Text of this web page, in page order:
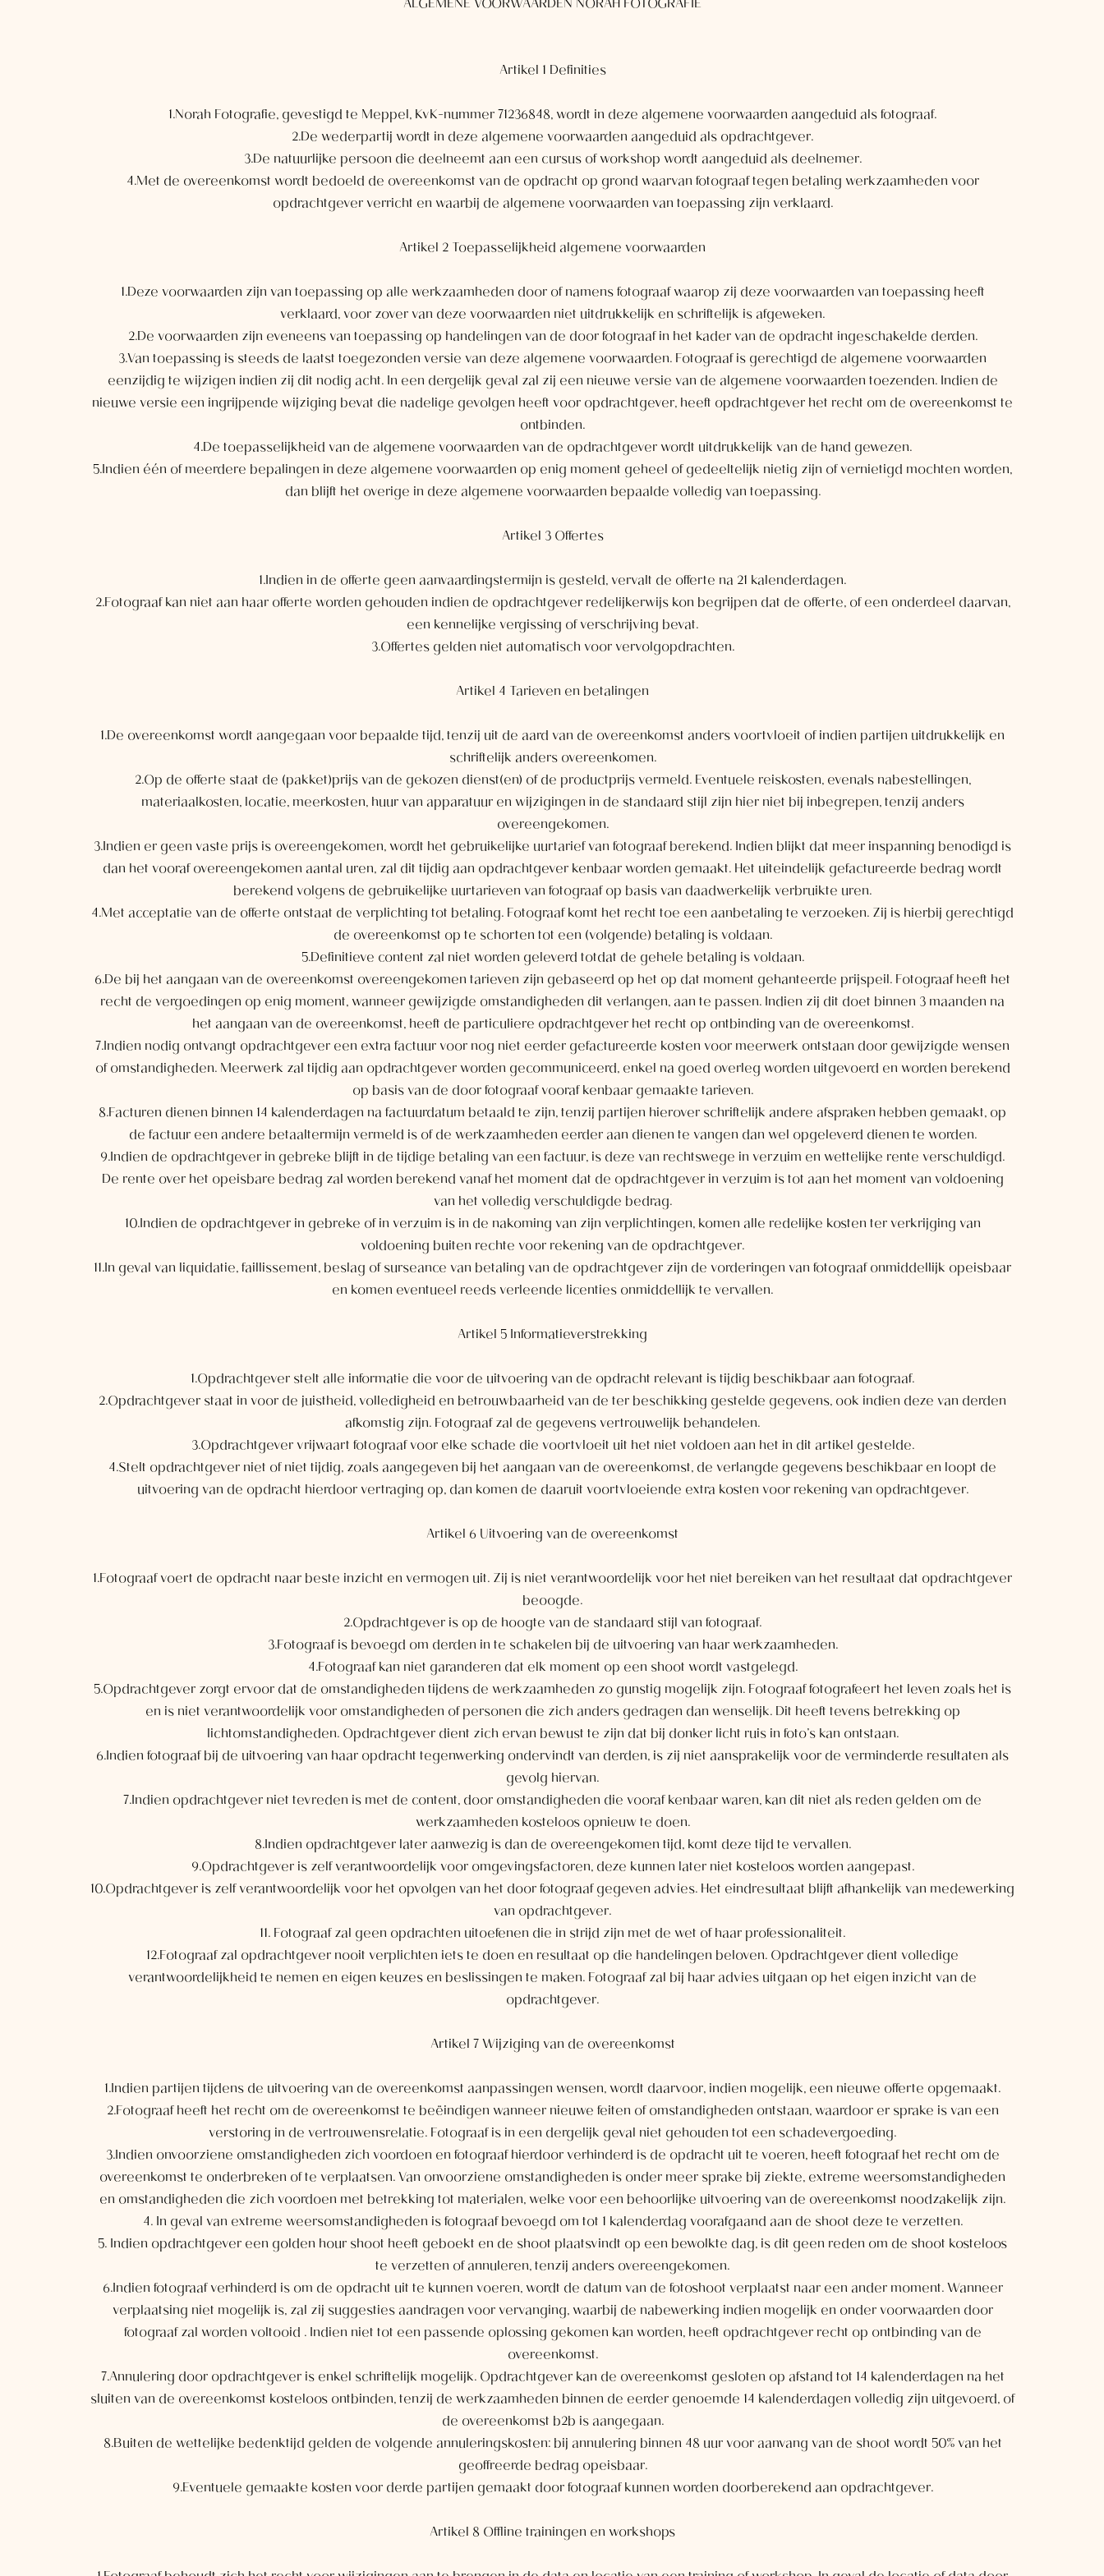
Artikel 1 Definities
1.Norah Fotografie, gevestigd te Meppel, KvK-nummer 71236848, wordt in deze algemene voorwaarden aangeduid als fotograaf.
2.De wederpartij wordt in deze algemene voorwaarden aangeduid als opdrachtgever.
3.De natuurlijke persoon die deelneemt aan een cursus of workshop wordt aangeduid als deelnemer.
4.Met de overeenkomst wordt bedoeld de overeenkomst van de opdracht op grond waarvan fotograaf tegen betaling werkzaamheden voor
opdrachtgever verricht en waarbij de algemene voorwaarden van toepassing zijn verklaard.
Artikel 2 Toepasselijkheid algemene voorwaarden
1.Deze voorwaarden zijn van toepassing op alle werkzaamheden door of namens fotograaf waarop zij deze voorwaarden van toepassing heeft
verklaard, voor zover van deze voorwaarden niet uitdrukkelijk en schriftelijk is afgeweken.
2.De voorwaarden zijn eveneens van toepassing op handelingen van de door fotograaf in het kader van de opdracht ingeschakelde derden.
3.Van toepassing is steeds de laatst toegezonden versie van deze algemene voorwaarden. Fotograaf is gerechtigd de algemene voorwaarden
eenzijdig te wijzigen indien zij dit nodig acht. In een dergelijk geval zal zij een nieuwe versie van de algemene voorwaarden toezenden. Indien de
nieuwe versie een ingrijpende wijziging bevat die nadelige gevolgen heeft voor opdrachtgever, heeft opdrachtgever het recht om de overeenkomst te
ontbinden.
4.De toepasselijkheid van de algemene voorwaarden van de opdrachtgever wordt uitdrukkelijk van de hand gewezen.
5.Indien één of meerdere bepalingen in deze algemene voorwaarden op enig moment geheel of gedeeltelijk nietig zijn of vernietigd mochten worden,
dan blijft het overige in deze algemene voorwaarden bepaalde volledig van toepassing.
Artikel 3 Offertes
1.Indien in de offerte geen aanvaardingstermijn is gesteld, vervalt de offerte na 21 kalenderdagen.
2.Fotograaf kan niet aan haar offerte worden gehouden indien de opdrachtgever redelijkerwijs kon begrijpen dat de offerte, of een onderdeel daarvan,
een kennelijke vergissing of verschrijving bevat.
3.Offertes gelden niet automatisch voor vervolgopdrachten.
Artikel 4 Tarieven en betalingen
1.De overeenkomst wordt aangegaan voor bepaalde tijd, tenzij uit de aard van de overeenkomst anders voortvloeit of indien partijen uitdrukkelijk en
schriftelijk anders overeenkomen.
2.Op de offerte staat de (pakket)prijs van de gekozen dienst(en) of de productprijs vermeld. Eventuele reiskosten, evenals nabestellingen,
materiaalkosten, locatie, meerkosten, huur van apparatuur en wijzigingen in de standaard stijl zijn hier niet bij inbegrepen, tenzij anders
overeengekomen.
3.Indien er geen vaste prijs is overeengekomen, wordt het gebruikelijke uurtarief van fotograaf berekend. Indien blijkt dat meer inspanning benodigd is
dan het vooraf overeengekomen aantal uren, zal dit tijdig aan opdrachtgever kenbaar worden gemaakt. Het uiteindelijk gefactureerde bedrag wordt
berekend volgens de gebruikelijke uurtarieven van fotograaf op basis van daadwerkelijk verbruikte uren.
4.Met acceptatie van de offerte ontstaat de verplichting tot betaling. Fotograaf komt het recht toe een aanbetaling te verzoeken. Zij is hierbij gerechtigd
de overeenkomst op te schorten tot een (volgende) betaling is voldaan.
5.Definitieve content zal niet worden geleverd totdat de gehele betaling is voldaan.
6.De bij het aangaan van de overeenkomst overeengekomen tarieven zijn gebaseerd op het op dat moment gehanteerde prijspeil. Fotograaf heeft het
recht de vergoedingen op enig moment, wanneer gewijzigde omstandigheden dit verlangen, aan te passen. Indien zij dit doet binnen 3 maanden na
het aangaan van de overeenkomst, heeft de particuliere opdrachtgever het recht op ontbinding van de overeenkomst.
7.Indien nodig ontvangt opdrachtgever een extra factuur voor nog niet eerder gefactureerde kosten voor meerwerk ontstaan door gewijzigde wensen
of omstandigheden. Meerwerk zal tijdig aan opdrachtgever worden gecommuniceerd, enkel na goed overleg worden uitgevoerd en worden berekend
op basis van de door fotograaf vooraf kenbaar gemaakte tarieven.
8.Facturen dienen binnen 14 kalenderdagen na factuurdatum betaald te zijn, tenzij partijen hierover schriftelijk andere afspraken hebben gemaakt, op
de factuur een andere betaaltermijn vermeld is of de werkzaamheden eerder aan dienen te vangen dan wel opgeleverd dienen te worden.
9.Indien de opdrachtgever in gebreke blijft in de tijdige betaling van een factuur, is deze van rechtswege in verzuim en wettelijke rente verschuldigd.
De rente over het opeisbare bedrag zal worden berekend vanaf het moment dat de opdrachtgever in verzuim is tot aan het moment van voldoening
van het volledig verschuldigde bedrag.
10.Indien de opdrachtgever in gebreke of in verzuim is in de nakoming van zijn verplichtingen, komen alle redelijke kosten ter verkrijging van
voldoening buiten rechte voor rekening van de opdrachtgever.
11.In geval van liquidatie, faillissement, beslag of surseance van betaling van de opdrachtgever zijn de vorderingen van fotograaf onmiddellijk opeisbaar
en komen eventueel reeds verleende licenties onmiddellijk te vervallen.
Artikel 5 Informatieverstrekking
1.Opdrachtgever stelt alle informatie die voor de uitvoering van de opdracht relevant is tijdig beschikbaar aan fotograaf.
2.Opdrachtgever staat in voor de juistheid, volledigheid en betrouwbaarheid van de ter beschikking gestelde gegevens, ook indien deze van derden
afkomstig zijn. Fotograaf zal de gegevens vertrouwelijk behandelen.
3.Opdrachtgever vrijwaart fotograaf voor elke schade die voortvloeit uit het niet voldoen aan het in dit artikel gestelde.
4.Stelt opdrachtgever niet of niet tijdig, zoals aangegeven bij het aangaan van de overeenkomst, de verlangde gegevens beschikbaar en loopt de
uitvoering van de opdracht hierdoor vertraging op, dan komen de daaruit voortvloeiende extra kosten voor rekening van opdrachtgever.
Artikel 6 Uitvoering van de overeenkomst
1.Fotograaf voert de opdracht naar beste inzicht en vermogen uit. Zij is niet verantwoordelijk voor het niet bereiken van het resultaat dat opdrachtgever
beoogde.
2.Opdrachtgever is op de hoogte van de standaard stijl van fotograaf.
3.Fotograaf is bevoegd om derden in te schakelen bij de uitvoering van haar werkzaamheden.
4.Fotograaf kan niet garanderen dat elk moment op een shoot wordt vastgelegd.
5.Opdrachtgever zorgt ervoor dat de omstandigheden tijdens de werkzaamheden zo gunstig mogelijk zijn. Fotograaf fotografeert het leven zoals het is
en is niet verantwoordelijk voor omstandigheden of personen die zich anders gedragen dan wenselijk. Dit heeft tevens betrekking op
lichtomstandigheden. Opdrachtgever dient zich ervan bewust te zijn dat bij donker licht ruis in foto’s kan ontstaan.
6.Indien fotograaf bij de uitvoering van haar opdracht tegenwerking ondervindt van derden, is zij niet aansprakelijk voor de verminderde resultaten als
gevolg hiervan.
7.Indien opdrachtgever niet tevreden is met de content, door omstandigheden die vooraf kenbaar waren, kan dit niet als reden gelden om de
werkzaamheden kosteloos opnieuw te doen.
8.Indien opdrachtgever later aanwezig is dan de overeengekomen tijd, komt deze tijd te vervallen.
9.Opdrachtgever is zelf verantwoordelijk voor omgevingsfactoren, deze kunnen later niet kosteloos worden aangepast.
10.Opdrachtgever is zelf verantwoordelijk voor het opvolgen van het door fotograaf gegeven advies. Het eindresultaat blijft afhankelijk van medewerking
van opdrachtgever.
11. Fotograaf zal geen opdrachten uitoefenen die in strijd zijn met de wet of haar professionaliteit.
12.Fotograaf zal opdrachtgever nooit verplichten iets te doen en resultaat op die handelingen beloven. Opdrachtgever dient volledige
verantwoordelijkheid te nemen en eigen keuzes en beslissingen te maken. Fotograaf zal bij haar advies uitgaan op het eigen inzicht van de
opdrachtgever.
Artikel 7 Wijziging van de overeenkomst
1.Indien partijen tijdens de uitvoering van de overeenkomst aanpassingen wensen, wordt daarvoor, indien mogelijk, een nieuwe offerte opgemaakt.
2.Fotograaf heeft het recht om de overeenkomst te beëindigen wanneer nieuwe feiten of omstandigheden ontstaan, waardoor er sprake is van een
verstoring in de vertrouwensrelatie. Fotograaf is in een dergelijk geval niet gehouden tot een schadevergoeding.
3.Indien onvoorziene omstandigheden zich voordoen en fotograaf hierdoor verhinderd is de opdracht uit te voeren, heeft fotograaf het recht om de
overeenkomst te onderbreken of te verplaatsen. Van onvoorziene omstandigheden is onder meer sprake bij ziekte, extreme weersomstandigheden
en omstandigheden die zich voordoen met betrekking tot materialen, welke voor een behoorlijke uitvoering van de overeenkomst noodzakelijk zijn.
4. In geval van extreme weersomstandigheden is fotograaf bevoegd om tot 1 kalenderdag voorafgaand aan de shoot deze te verzetten.
5. Indien opdrachtgever een golden hour shoot heeft geboekt en de shoot plaatsvindt op een bewolkte dag, is dit geen reden om de shoot kosteloos
te verzetten of annuleren, tenzij anders overeengekomen.
6.Indien fotograaf verhinderd is om de opdracht uit te kunnen voeren, wordt de datum van de fotoshoot verplaatst naar een ander moment. Wanneer
verplaatsing niet mogelijk is, zal zij suggesties aandragen voor vervanging, waarbij de nabewerking indien mogelijk en onder voorwaarden door
fotograaf zal worden voltooid . Indien niet tot een passende oplossing gekomen kan worden, heeft opdrachtgever recht op ontbinding van de
overeenkomst.
7.Annulering door opdrachtgever is enkel schriftelijk mogelijk. Opdrachtgever kan de overeenkomst gesloten op afstand tot 14 kalenderdagen na het
sluiten van de overeenkomst kosteloos ontbinden, tenzij de werkzaamheden binnen de eerder genoemde 14 kalenderdagen volledig zijn uitgevoerd, of
de overeenkomst b2b is aangegaan.
8.Buiten de wettelijke bedenktijd gelden de volgende annuleringskosten: bij annulering binnen 48 uur voor aanvang van de shoot wordt 50% van het
geoffreerde bedrag opeisbaar.
9.Eventuele gemaakte kosten voor derde partijen gemaakt door fotograaf kunnen worden doorberekend aan opdrachtgever.
Artikel 8 Offline trainingen en workshops